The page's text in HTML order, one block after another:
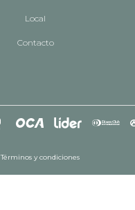
Local
Contacto
Términos y condiciones